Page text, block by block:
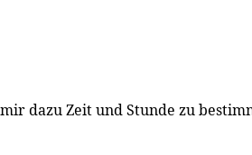
dazu Zeit und Stunde zu